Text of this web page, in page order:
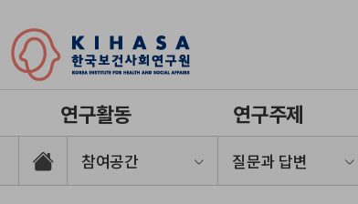
연구활동 연구주제
참여공간 질문과 답변